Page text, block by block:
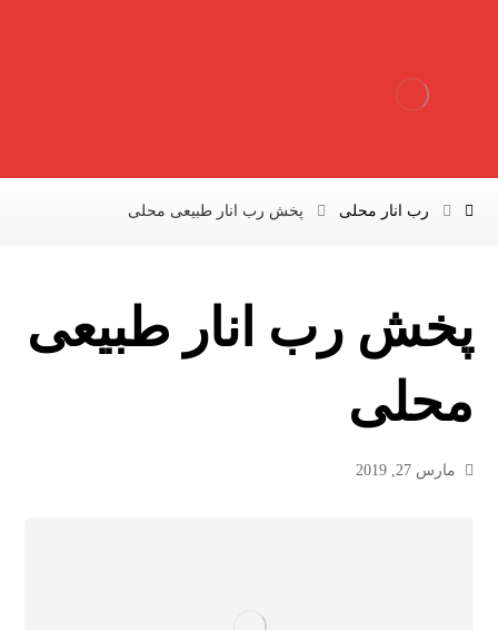
رب انار محلی پخش رب انار طبیعی محلی
پخش رب انار طبیعی
محلی
مارس 27, 2019